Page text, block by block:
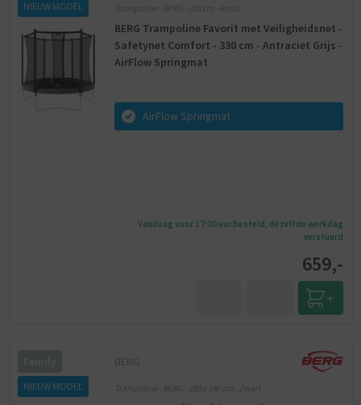
NIEUW MODEL Trampoline - BERG - 330 cm - Rond
BERG Trampoline Favorit met Veiligheidsnet -
Safetynet Comfort - 330 cm - Antraciet Grijs -
AirFlow Springmat
AirFlow Springmat
Vandaag voor 17:00 uur besteld, dezelfde werkdag
verstuurd
659,-
NIEUW MODEL
BERG
Trampoline - BERG - 280 x 190 cm - Zwart